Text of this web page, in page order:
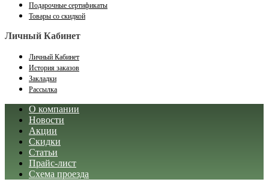
Подарочные сертификаты
Товары со скидкой
Личный Кабинет
Личный Кабинет
История заказов
Закладки
Рассылка
О компании
Новости
Акции
Скидки
Статьи
Прайс-лист
Схема проезда